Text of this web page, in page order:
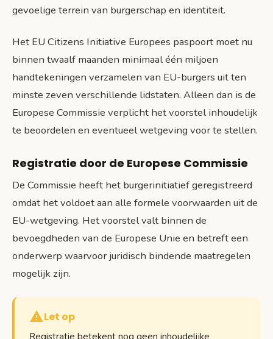
gevoelige terrein van burgerschap en identiteit.
Het EU Citizens Initiative Europees paspoort moet nu
binnen twaalf maanden minimaal één miljoen
handtekeningen verzamelen van EU-burgers uit ten
minste zeven verschillende lidstaten. Alleen dan is de
Europese Commissie verplicht het voorstel inhoudelijk
te beoordelen en eventueel wetgeving voor te stellen.
Registratie door de Europese Commissie
De Commissie heeft het burgerinitiatief geregistreerd
omdat het voldoet aan alle formele voorwaarden uit de
EU-wetgeving. Het voorstel valt binnen de
bevoegdheden van de Europese Unie en betreft een
onderwerp waarvoor juridisch bindende maatregelen
mogelijk zijn.
Let op
Registratie betekent nog geen inhoudelijke